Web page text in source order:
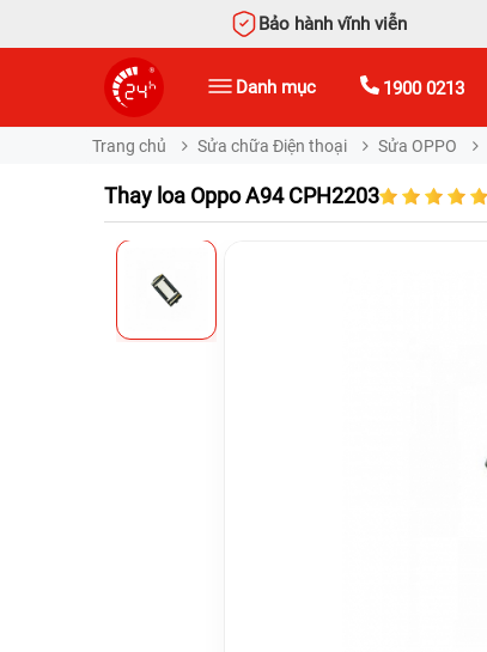
Bảo hành vĩnh viễn
Danh mục 1900 0213
Trang chủ Sửa chữa Điện thoại Sửa OPPO
Thay loa Oppo A94 CPH2203